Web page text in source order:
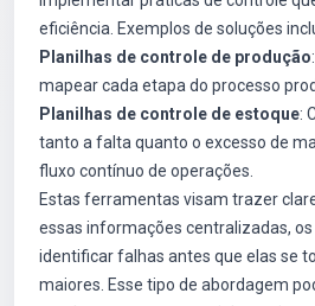
eficiência. Exemplos de soluções
Planilhas de controle de produção
mapear cada etapa do processo
Planilhas de controle de estoque:
tanto a falta quanto o excesso de
fluxo contínuo de operações.
Estas ferramentas visam trazer
essas informações centralizadas,
identificar falhas antes que elas se
maiores. Esse tipo de abordagem